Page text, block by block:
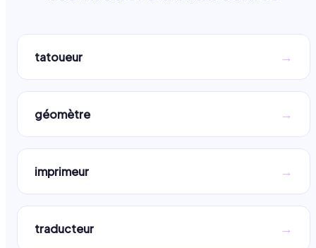
tatoueur →
géomètre →
imprimeur →
traducteur →